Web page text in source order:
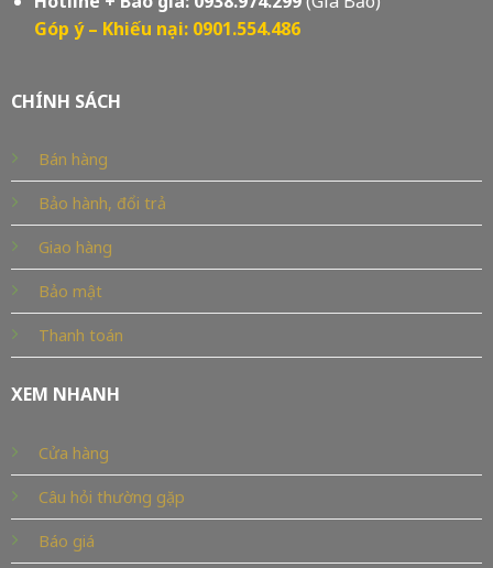
Góp ý – Khiếu nại: 0901.554.486
CHÍNH SÁCH
Bán hàng
Bảo hành, đổi trả
Giao hàng
Bảo mật
Thanh toán
XEM NHANH
Cửa hàng
Câu hỏi thường gặp
Báo giá